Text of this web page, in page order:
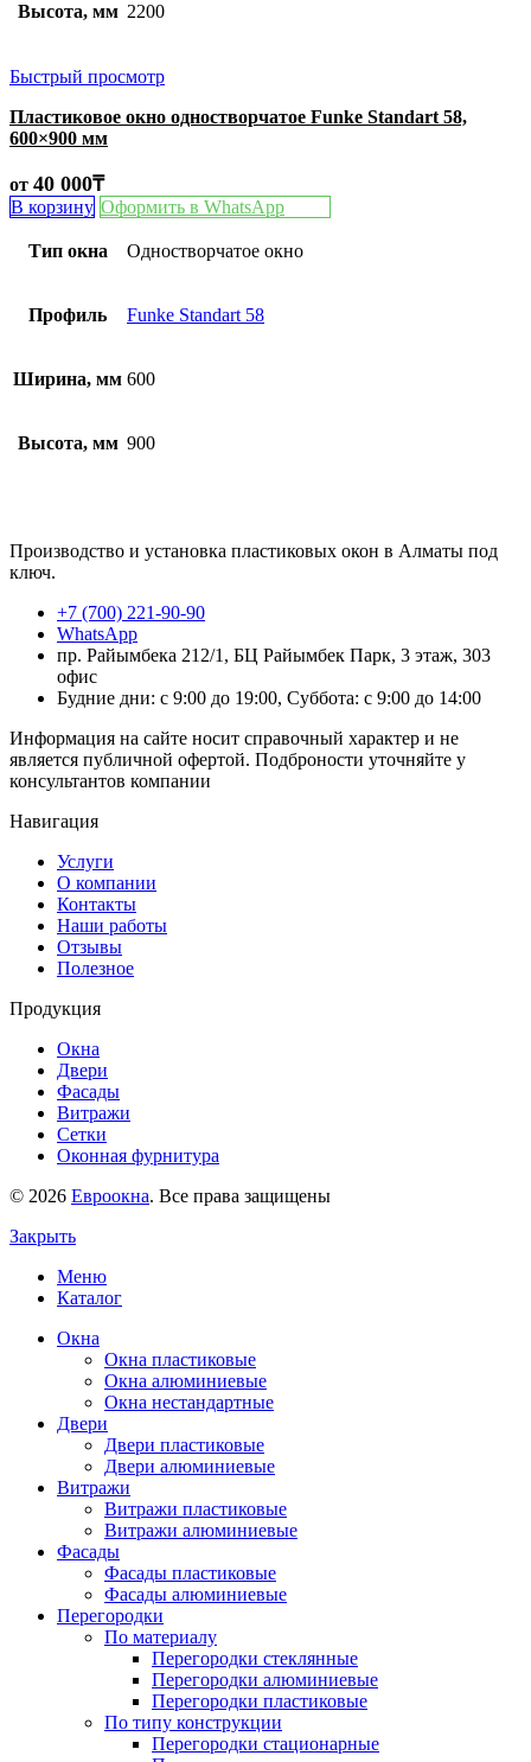
Высота, мм 2200
Быстрый просмотр
Пластиковое окно одностворчатое Funke Standart 58,
600×900 мм
от 40 000₸
В корзину Оформить в WhatsApp
Тип окна Одностворчатое окно
Профиль Funke Standart 58
Ширина, мм 600
Высота, мм 900
Производство и установка пластиковых окон в Алматы под
ключ.
+7 (700) 221-90-90
WhatsApp
пр. Райымбека 212/1, БЦ Райымбек Парк, 3 этаж, 303
офис
Будние дни: с 9:00 до 19:00, Суббота: с 9:00 до 14:00
Информация на сайте носит справочный характер и не
является публичной офертой. Подброности уточняйте у
консультантов компании
Навигация
Услуги
О компании
Контакты
Наши работы
Отзывы
Полезное
Продукция
Окна
Двери
Фасады
Витражи
Сетки
Оконная фурнитура
© 2026 Евроокна. Все права защищены
Закрыть
Меню
Каталог
Окна
Окна пластиковые
Окна алюминиевые
Окна нестандартные
Двери
Двери пластиковые
Двери алюминиевые
Витражи
Витражи пластиковые
Витражи алюминиевые
Фасады
Фасады пластиковые
Фасады алюминиевые
Перегородки
По материалу
Перегородки стеклянные
Перегородки алюминиевые
Перегородки пластиковые
По типу конструкции
Перегородки стационарные